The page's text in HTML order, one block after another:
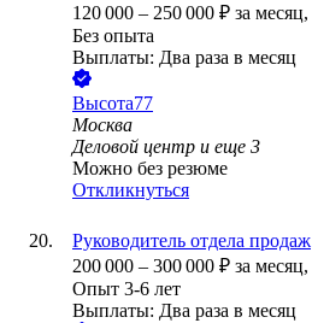
120 000 – 250 000 ₽ за месяц,
Без опыта
Выплаты: Два раза в месяц
Высота77
Москва
Деловой центр и еще 3
Можно без резюме
Откликнуться
Руководитель отдела продаж
200 000 – 300 000 ₽ за месяц,
Опыт 3-6 лет
Выплаты: Два раза в месяц